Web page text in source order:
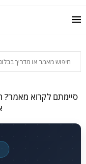
סיימתם לקרוא מאמר?